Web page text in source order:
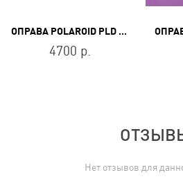
ОПРАВА POLAROID PLD D413 807
4700 р.
Нет отзывов для